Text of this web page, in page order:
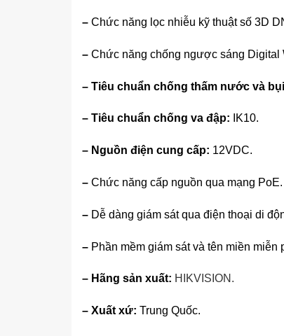
– Chức năng lọc nhiễu kỹ thuật số 3D
– Chức năng chống ngược sáng Digital
– Tiêu chuẩn chống thấm nước và
– Tiêu chuẩn chống va đập: IK10.
– Nguồn điện cung cấp: 12VDC.
– Chức năng cấp nguồn qua mạng PoE.
– Dễ dàng giám sát qua điện thoại di
– Phần mềm giám sát và tên miền miễn
– Hãng sản xuất: HIKVISION.
– Xuất xứ: Trung Quốc.